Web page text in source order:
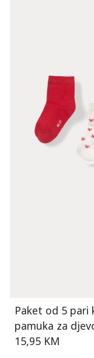
Paket od 5 pari
pamuka za
15,95 KM